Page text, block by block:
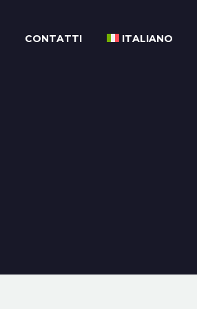
CONTATTI ITALIANO